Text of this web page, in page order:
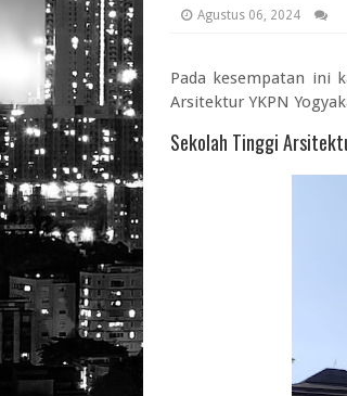
Agustus 06, 2024
Pada kesempatan ini
Arsitektur YKPN
Sekolah Tinggi